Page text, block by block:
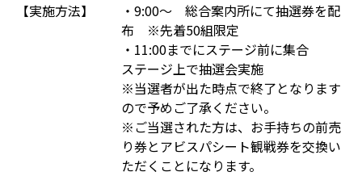
【実施方法】
・9:00～ 総合案内所にて抽選券を配
布 ※先着50組限定
・11:00までにステージ前に集合
ステージ上で抽選会実施
※当選者が出た時点で終了となります
ので予めご了承ください。
※ご当選された方は、お手持ちの前売
り券とアビスパシート観戦券を交換い
ただくことになります。